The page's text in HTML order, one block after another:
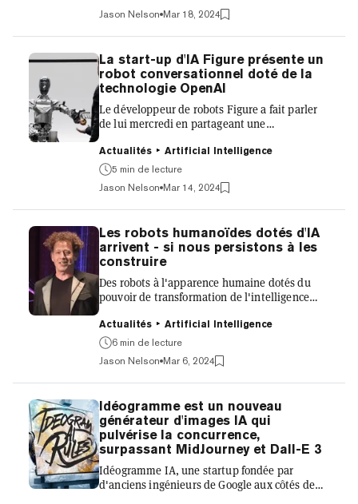
tondeuse et même des bactéries intestinales.
Mercredi, Adrian de Wynter, un scientifique
appliqué principal chez Microsoft, a prouvé
que le populaire chatbot AI ChatGPT peut
jouer à Doom — il n'est tout simplement pas
très bon. Voir sur quels appareils et autres
dispositifs Doom peut fonctionner est devenu
un passe-temps...
Jason Nelson Mar 18, 2024
La start-up d'IA Figure présente un
robot conversationnel doté de la
technologie OpenAI
Le développeur de robots Figure a fait parler
de lui mercredi en partageant une
humanoïde engagé dans une conversation en
temps réel, grâce à l'IA générative d'OpenAI.
«Avec OpenAI, Figure 01 peut désormais avoir
des conversations complètes avec les gens,» a
déclaré Figure sur Twitter, mettant en avant sa
capacité à comprendre et réagir
instantanément aux interactions humaines.
La société a expliqué que son récent
partenariat avec OpenAI apporte une intel...
Actualités
Artificial Intelligence
5 min de lecture
Jason Nelson Mar 14, 2024
Les robots humanoïdes dotés d'IA
arrivent - si nous persistons à les
construire
Des robots à l'apparence humaine dotés du
pouvoir de transformation de l'intelligence
science-fiction qui est désormais possible,
mais ce n'est pas parce que nous pouvons le
faire que nous devons le faire. Qu'est-ce que
cela signifie pour les humains de vouloir créer
une vie artificielle qui s'inspire à la fois de
notre corps et de notre esprit ? Cet effort
s'étend déjà et naturellement au commerce et
à l'industrie : Les robots humanoïdes
pourraient...
Actualités
Artificial Intelligence
6 min de lecture
Jason Nelson Mar 6, 2024
Idéogramme est un nouveau
générateur d'images IA qui
pulvérise la concurrence,
surpassant MidJourney et Dall-E 3
Idéogramme IA, une startup fondée par
d'anciens ingénieurs de Google aux côtés de